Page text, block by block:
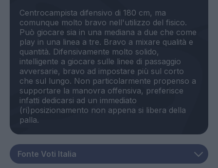
Centrocampista difensivo di 180 cm, ma
comunque molto bravo nell'utilizzo del fisico.
Può giocare sia in una mediana a due che come
play in una linea a tre. Bravo a mixare qualità e
quantità. Difensivamente molto solido,
intelligente a giocare sulle linee di passaggio
avversarie, bravo ad impostare più sul corto
che sul lungo. Non particolarmente propenso a
supportare la manovra offensiva, preferisce
infatti dedicarsi ad un immediato
(ri)posizionamento non appena si libera della